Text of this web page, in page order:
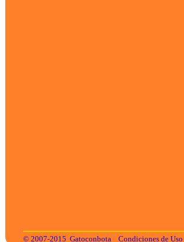
© 2007-2015 Gatoconbota Condiciones de Uso